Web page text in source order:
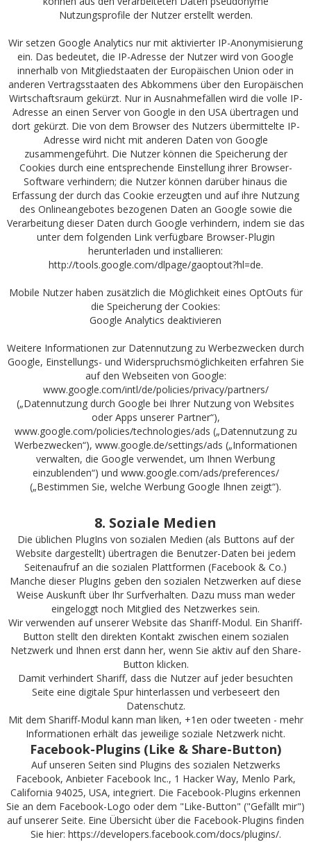
Nutzungsprofile der Nutzer erstellt werden.
Wir setzen Google Analytics nur mit aktivierter IP-Anonymisierung
ein. Das bedeutet, die IP-Adresse der Nutzer wird von Google
innerhalb von Mitgliedstaaten der Europäischen Union oder in
anderen Vertragsstaaten des Abkommens über den Europäischen
Wirtschaftsraum gekürzt. Nur in Ausnahmefällen wird die volle IP-
Adresse an einen Server von Google in den USA übertragen und
dort gekürzt. Die von dem Browser des Nutzers übermittelte IP-
Adresse wird nicht mit anderen Daten von Google
zusammengeführt. Die Nutzer können die Speicherung der
Cookies durch eine entsprechende Einstellung ihrer Browser-
Software verhindern; die Nutzer können darüber hinaus die
Erfassung der durch das Cookie erzeugten und auf ihre Nutzung
des Onlineangebotes bezogenen Daten an Google sowie die
Verarbeitung dieser Daten durch Google verhindern, indem sie das
unter dem folgenden Link verfügbare Browser-Plugin
herunterladen und installieren:
http://tools.google.com/dlpage/gaoptout?hl=de.
Mobile Nutzer haben zusätzlich die Möglichkeit eines OptOuts für
die Speicherung der Cookies:
Google Analytics deaktivieren
Weitere Informationen zur Datennutzung zu Werbezwecken durch
Google, Einstellungs- und Widerspruchsmöglichkeiten erfahren Sie
auf den Webseiten von Google:
www.google.com/intl/de/policies/privacy/partners/
(„Datennutzung durch Google bei Ihrer Nutzung von Websites
oder Apps unserer Partner“),
www.google.com/policies/technologies/ads („Datennutzung zu
Werbezwecken“), www.google.de/settings/ads („Informationen
verwalten, die Google verwendet, um Ihnen Werbung
einzublenden“) und www.google.com/ads/preferences/
(„Bestimmen Sie, welche Werbung Google Ihnen zeigt“).
8. Soziale Medien
Die üblichen PlugIns von sozialen Medien (als Buttons auf der
Website dargestellt) übertragen die Benutzer-Daten bei jedem
Seitenaufruf an die sozialen Plattformen (Facebook & Co.)
Manche dieser PlugIns geben den sozialen Netzwerken auf diese
Weise Auskunft über Ihr Surfverhalten. Dazu muss man weder
eingeloggt noch Mitglied des Netzwerkes sein.
Wir verwenden auf unserer Website das Shariff-Modul. Ein Shariff-
Button stellt den direkten Kontakt zwischen einem sozialen
Netzwerk und Ihnen erst dann her, wenn Sie aktiv auf den Share-
Button klicken.
Damit verhindert Shariff, dass die Nutzer auf jeder besuchten
Seite eine digitale Spur hinterlassen und verbeseert den
Datenschutz.
Mit dem Shariff-Modul kann man liken, +1en oder tweeten - mehr
Informationen erhält das jeweilige soziale Netzwerk nicht.
Facebook-Plugins (Like & Share-Button)
Auf unseren Seiten sind Plugins des sozialen Netzwerks
Facebook, Anbieter Facebook Inc., 1 Hacker Way, Menlo Park,
California 94025, USA, integriert. Die Facebook-Plugins erkennen
Sie an dem Facebook-Logo oder dem "Like-Button" ("Gefällt mir")
auf unserer Seite. Eine Übersicht über die Facebook-Plugins finden
Sie hier: https://developers.facebook.com/docs/plugins/.